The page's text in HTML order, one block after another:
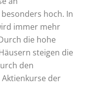
hoch. In
immer mehr
die hohe
steigen die
den
der